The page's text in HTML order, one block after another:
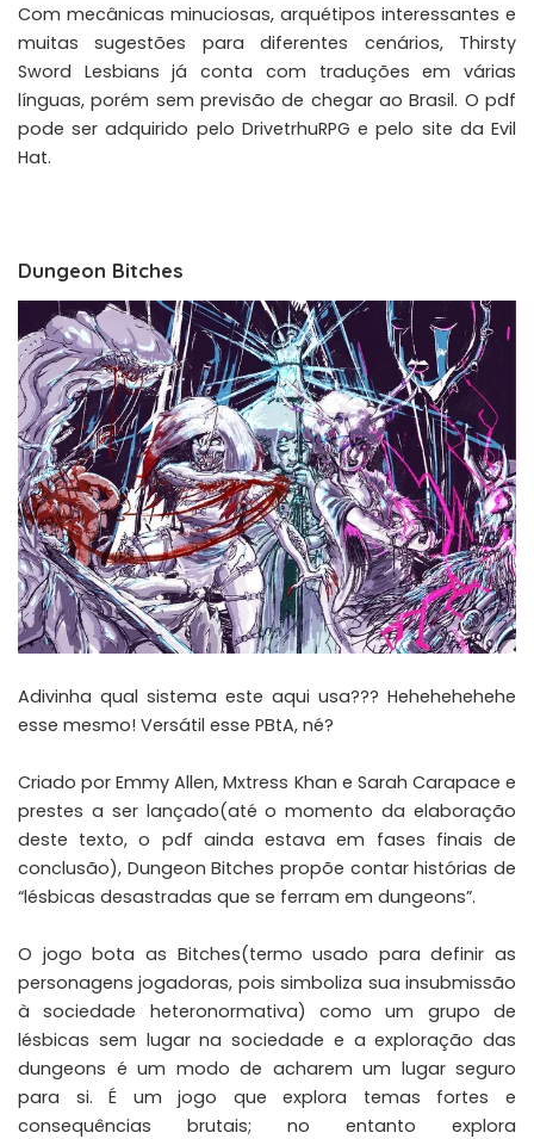
Com mecânicas minuciosas, arquétipos interessantes e
muitas sugestões para diferentes cenários, Thirsty
Sword Lesbians já conta com traduções em várias
línguas, porém sem previsão de chegar ao Brasil. O pdf
pode ser adquirido pelo DrivetrhuRPG e pelo site daEvil
Hat.
Dungeon Bitches
Adivinha qual sistema este aqui usa??? Hehehehehehe
esse mesmo! Versátil esse PBtA, né?
Criado por Emmy Allen, Mxtress Khan e Sarah Carapace e
prestes a ser lançado(até o momento da elaboração
deste texto, o pdf ainda estava em fases finais de
conclusão), Dungeon Bitches propõe contar histórias de
“lésbicas desastradas que se ferram em dungeons”.
O jogo bota as Bitches(termo usado para definir as
personagens jogadoras, pois simboliza sua insubmissão
à sociedade heteronormativa) como um grupo de
lésbicas sem lugar na sociedade e a exploração das
dungeons é um modo de acharem um lugar seguro
para si. É um jogo que explora temas fortes e
consequências brutais; no entanto explora